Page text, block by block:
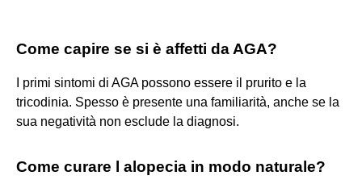
Come capire se si è affetti da AGA?
I primi sintomi di AGA possono essere il prurito e la
tricodinia. Spesso è presente una familiarità, anche se la
sua negatività non esclude la diagnosi.
Come curare l alopecia in modo naturale?